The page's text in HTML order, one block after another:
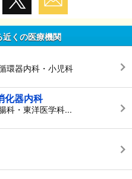
近くの医療機関
環器内科・小児科
器内科
科・東洋医学科...